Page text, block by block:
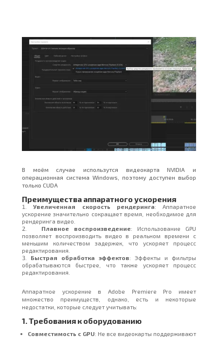
В моём случае использутся видеокарта NVIDIA и
операционная система Windows, поэтому доступен выбор
только CUDA
Преимущества аппаратного ускорения
Увеличенная скорость рендеринга: Аппаратное
ускорение значительно сокращает время, необходимое для
рендеринга видео.
Плавное воспроизведение: Использование GPU
позволяет воспроизводить видео в реальном времени с
меньшим количеством задержек, что ускоряет процесс
редактирования.
Быстрая обработка эффектов: Эффекты и фильтры
обрабатываются быстрее, что также ускоряет процесс
редактирования.
Аппаратное ускорение в Adobe Premiere Pro имеет
множество преимуществ, однако, есть и некоторые
недостатки, которые следует учитывать:
1. Требования к оборудованию
Совместимость с GPU: Не все видеокарты поддерживают